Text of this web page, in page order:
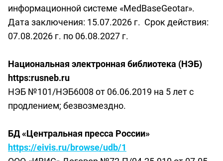
информационной системе «MedBaseGeotar».
Дата заключения: 15.07.2026 г. Срок действия:
07.08.2026 г. по 06.08.2027 г.
Национальная электронная библиотека (НЭБ)
https:rusneb.ru
НЭБ №101/НЭБ6008 от 06.06.2019 на 5 лет с
продлением; безвозмездно.
БД «Центральная пресса России»
https://eivis.ru/browse/udb/1